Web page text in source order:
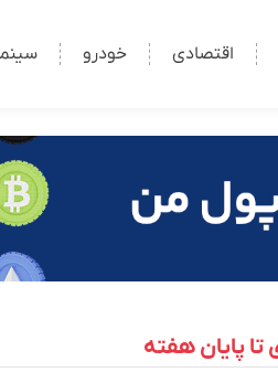
اقتصادی خودرو